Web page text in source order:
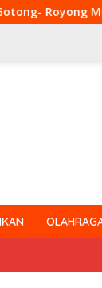
Malam,